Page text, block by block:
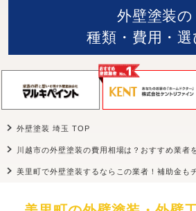
外壁塗装の
種類・費用・選
外壁塗装 埼玉 TOP
川越市の外壁塗装の費用相場は？おすすめ業者
美里町で外壁塗装するならこの業者！補助金も